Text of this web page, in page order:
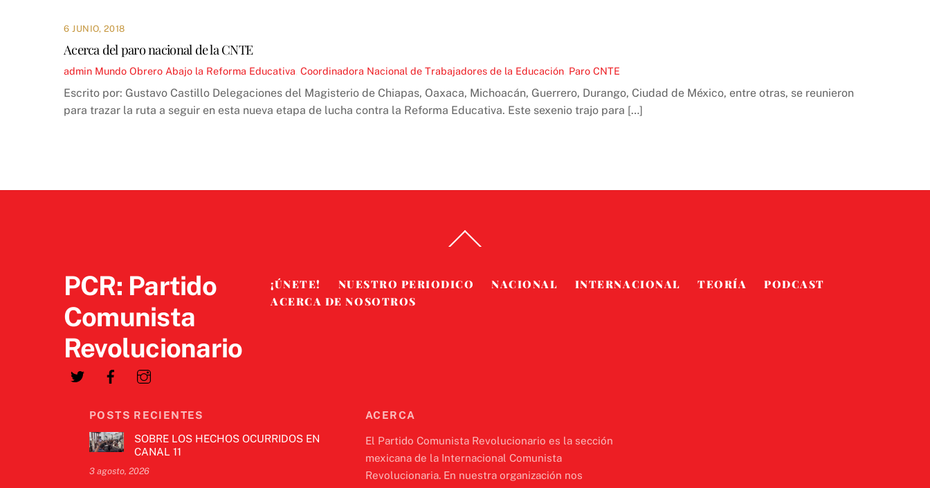
6 JUNIO, 2018
Acerca del paro nacional de la CNTE
admin Mundo Obrero Abajo la Reforma Educativa Coordinadora Nacional de Trabajadores de la Educación Paro CNTE
Escrito por: Gustavo Castillo Delegaciones del Magisterio de Chiapas, Oaxaca, Michoacán, Guerrero, Durango, Ciudad de México, entre otras, se reunieron
para trazar la ruta a seguir en esta nueva etapa de lucha contra la Reforma Educativa. Este sexenio trajo para […]
To
PCR: Partido
Comunista
Revolucionario
¡ÚNETE! NUESTRO PERIODICO NACIONAL INTERNACIONAL TEORÍA
PODCAST
ACERCA DE NOSOTROS
POSTS RECIENTES
SOBRE LOS HECHOS OCURRIDOS EN
CANAL 11
3 agosto, 2026
ACERCA
El Partido Comunista Revolucionario es la sección
mexicana de la Internacional Comunista
Revolucionaria. En nuestra organización nos